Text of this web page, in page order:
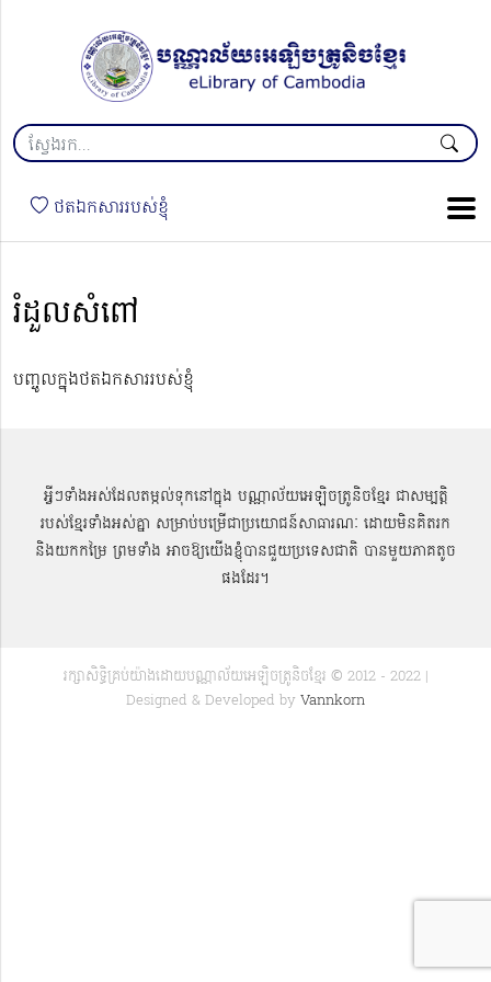
ថតឯកសាររបស់ខ្ញុំ
រំដួលសំពៅ
បញ្ចូលក្នុងថតឯកសាររបស់ខ្ញុំ
អ្វីៗទាំងអស់ដែលតម្កល់ទុកនៅក្នុង បណ្ណាល័យអេឡិចត្រូនិចខ្មែរ ជាសម្បតិ្ត
របស់ខ្មែរទាំងអស់គ្នា សម្រាប់បម្រើជាប្រយោជន៍សាធារណៈ ដោយមិនគិតរក
និងយកកម្រៃ ព្រមទាំង អាចឱ្យយើងខ្ញុំបានជួយប្រទេសជាតិ បានមួយភាគតូច
ផងដែរ។
រក្សាសិទ្ធិគ្រប់យ៉ាងដោយបណ្ណាល័យអេឡិចត្រូនិចខ្មែរ © 2012 - 2022 |
Designed & Developed by Vannkorn